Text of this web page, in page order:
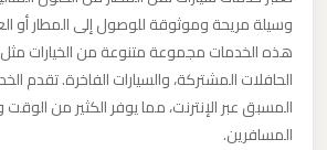
وسيلة مريحة وموثوقة للوصول إلى المطار أو
هذه الخدمات مجموعة متنوعة من الخيارات مثل
الحافلات المشتركة، والسيارات الفاخرة. تقدم
المسبق عبر الإنترنت، مما يوفر الكثير من
المسافرين.
العرب
ليموزين